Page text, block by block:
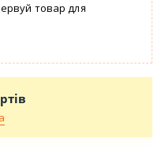
товар для